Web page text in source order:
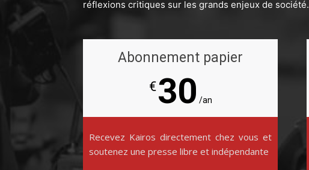
réflexions critiques sur les grands enjeux de société.
Abonnement papier
€30 /an
Recevez Kairos directement chez vous et
soutenez une presse libre et indépendante